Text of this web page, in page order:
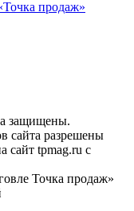
защищены.
сайта разрешены
сайт tpmag.ru с
Точка продаж»